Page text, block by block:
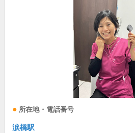
所在地・電話番号
涙橋駅